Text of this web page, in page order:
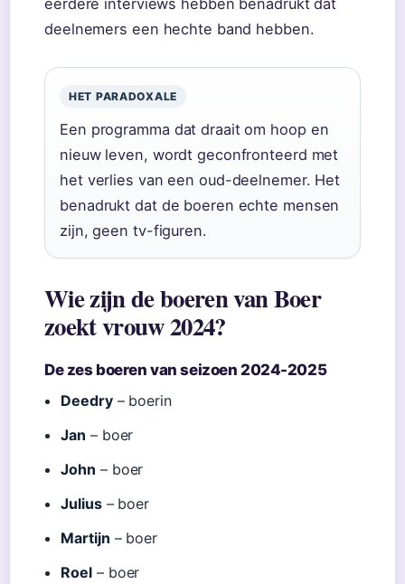
eerdere interviews hebben benadrukt dat
deelnemers een hechte band hebben.
HET PARADOXALE
Een programma dat draait om hoop en
nieuw leven, wordt geconfronteerd met
het verlies van een oud-deelnemer. Het
benadrukt dat de boeren echte mensen
zijn, geen tv-figuren.
Wie zijn de boeren van Boer
zoekt vrouw 2024?
De zes boeren van seizoen 2024-2025
Deedry– boerin
Jan – boer
John – boer
Julius– boer
Martijn – boer
Roel – boer